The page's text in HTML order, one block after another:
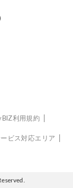
利用規約
ビス対応エリア